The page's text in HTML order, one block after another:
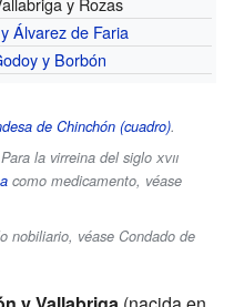
Álvarez de Faria
y Borbón
de Chinchón (cuadro).
la virreina del siglo xvii
como medicamento, véase
nobiliario, véase Condado de